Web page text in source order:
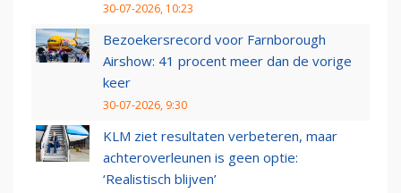
30-07-2026, 10:23
Bezoekersrecord voor Farnborough
Airshow: 41 procent meer dan de vorige
keer
30-07-2026, 9:30
KLM ziet resultaten verbeteren, maar
achteroverleunen is geen optie:
‘Realistisch blijven’